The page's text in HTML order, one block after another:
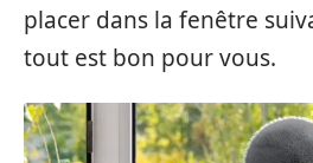
placer dans la fenêtre
tout est bon pour vous.